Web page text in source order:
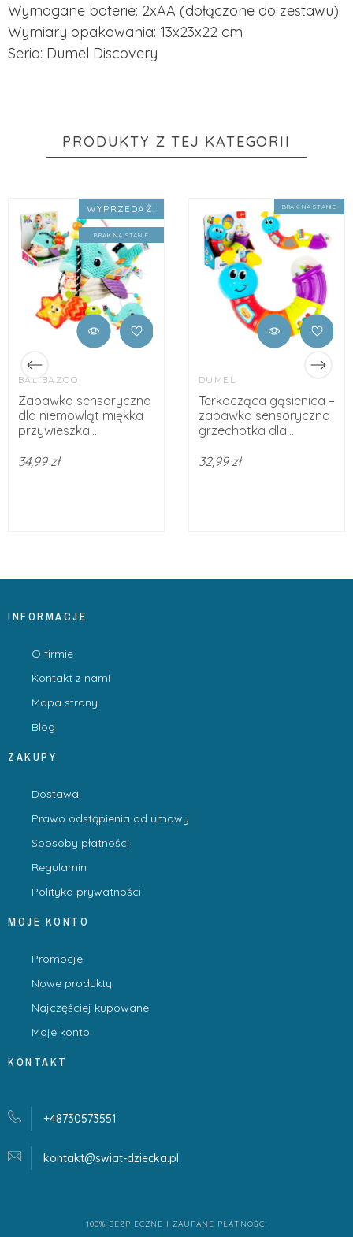
Wymagane baterie: 2xAA (dołączone do zestawu)
Wymiary opakowania: 13x23x22 cm
Seria: Dumel Discovery
PRODUKTY Z TEJ KATEGORII
BALIBAZOO
Zabawka sensoryczna
dla niemowląt miękka
przywieszka...
34,99 zł
WYPRZEDAŻ!
BRAK NA STANIE
DUMEL
Terkocząca gąsienica –
zabawka sensoryczna
grzechotka dla...
32,99 zł
BRAK NA STANIE
INFORMACJE
O firmie
Kontakt z nami
Mapa strony
Blog
ZAKUPY
Dostawa
Prawo odstąpienia od umowy
Sposoby płatności
Regulamin
Polityka prywatności
MOJE KONTO
Promocje
Nowe produkty
Najczęściej kupowane
Moje konto
KONTAKT
+48730573551
kontakt@swiat-dziecka.pl
100% BEZPIECZNE I ZAUFANE PŁATNOŚCI